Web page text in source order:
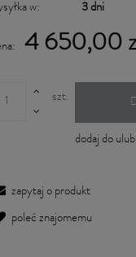
w: 3 dni
4 650,00
szt.
dodaj do
zapytaj o produkt
poleć znajomemu